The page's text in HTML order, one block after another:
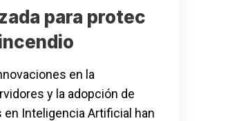
para protec
en la
y la adopción de
Inteligencia Artificial han